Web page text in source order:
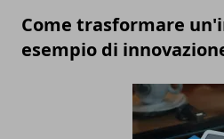
Come trasformare
esempio di